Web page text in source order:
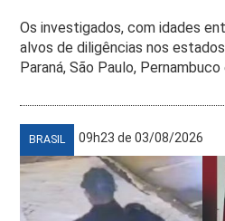
Os investigados, com idades
alvos de diligências nos
Paraná, São Paulo, Pernambuco
BRASIL 09h23 de 03/08/2026